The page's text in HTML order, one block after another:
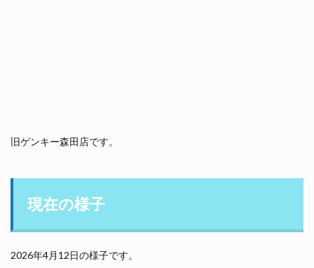
旧ゲンキー森田店です。
現在の様子
2026年4月12日の様子です。